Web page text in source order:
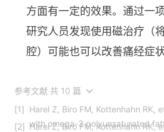
方面有一定的效果。通过一
研究人员发现使用磁治疗（
腔）可能也可以改善痛经症状
参考文献 共 10 篇
Harel Z, Biro FM, Kottenhahn RK,
with omega-3 polyunsaturated
Harel Z, Biro FM, Kottenhahn RK,